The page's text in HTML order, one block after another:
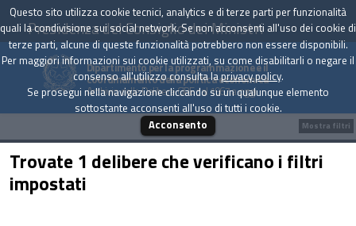
Presidenza del Consiglio dei Ministri
Dipartimento per la programmazione e il
coordinamento della politica economica
Archivio delle Delibere CIPE dal 1967 a oggi
Trovate 1 delibere che verificano i filtri
impostati
Mostra filtri
Questo sito utilizza cookie tecnici, analytics e di terze parti per funzionalità
quali la condivisione sui social network. Se non acconsenti all'uso dei cookie di
terze parti, alcune di queste funzionalità potrebbero non essere disponibili.
Per maggiori informazioni sui cookie utilizzati, su come disabilitarli o negare il
consenso all'utilizzo consulta laprivacy policy.
Se prosegui nella navigazione cliccando su un qualunque elemento
sottostante acconsenti all'uso di tutti i cookie.
Acconsento